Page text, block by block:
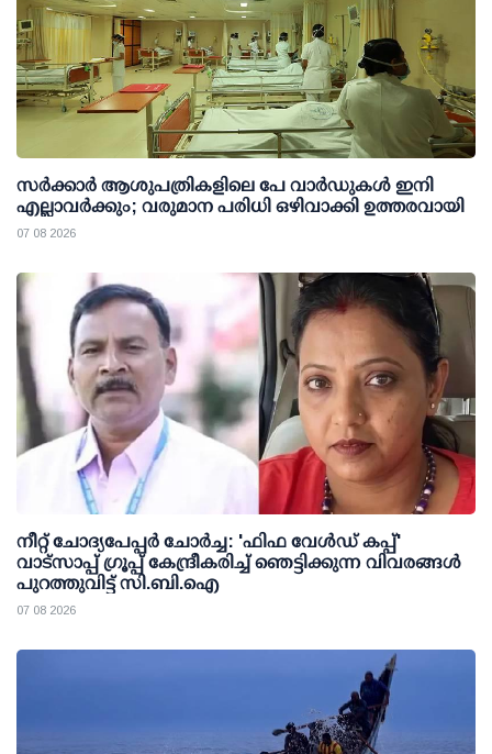
സര്‍ക്കാര്‍ ആശുപത്രികളിലെ പേ വാര്‍ഡുകള്‍ ഇനി
എല്ലാവര്‍ക്കും; വരുമാന പരിധി ഒഴിവാക്കി ഉത്തരവായി
07 08 2026
നീറ്റ് ചോദ്യപേപ്പര്‍ ചോര്‍ച്ച: 'ഫിഫ വേള്‍ഡ് കപ്പ്'
വാട്സാപ്പ് ഗ്രൂപ്പ് കേന്ദ്രീകരിച്ച് ഞെട്ടിക്കുന്ന വിവരങ്ങള്‍
പുറത്തുവിട്ട് സി.ബി.ഐ
07 08 2026